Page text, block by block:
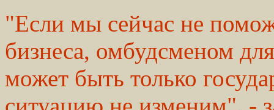
"Если мы сейчас не
бизнеса, омбудсменом
может быть только